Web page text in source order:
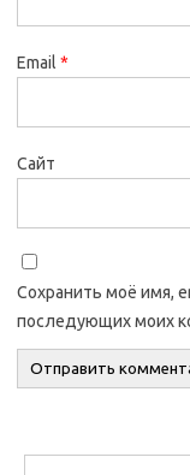
Email *
Сайт
Сохранить моё имя,
последующих моих